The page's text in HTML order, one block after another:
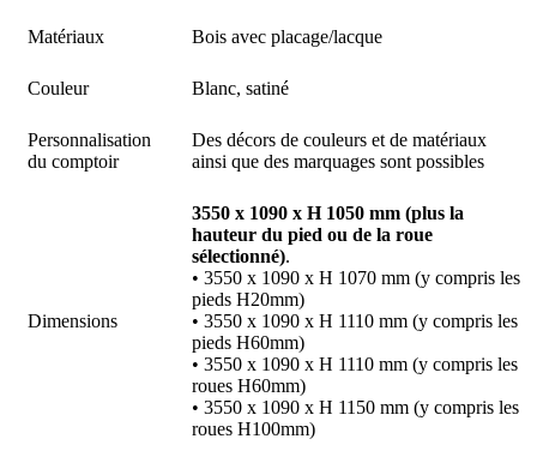
Matériaux Bois avec placage/lacque
Couleur Blanc, satiné
Personnalisation
du comptoir
Des décors de couleurs et de matériaux
ainsi que des marquages sont possibles
Dimensions
3550 x 1090 x H 1050 mm (plus la
hauteur du pied ou de la roue
sélectionné).
• 3550 x 1090 x H 1070 mm (y compris les
pieds H20mm)
• 3550 x 1090 x H 1110 mm (y compris les
pieds H60mm)
• 3550 x 1090 x H 1110 mm (y compris les
roues H60mm)
• 3550 x 1090 x H 1150 mm (y compris les
roues H100mm)